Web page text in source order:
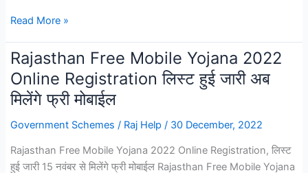
का
हुआ
शुभारंभ,
यहाँ
से
करे
आवेदन
प्रधानमंत्री
निधि
योजना
2023
:
प्रधान
योजना
लिस्ट
Read More »
Rajasthan Free Mobile Yojana 2022
Online Registration लिस्ट हुई जारी अब
मिलेंगे फ्री मोबाईल
Government Schemes / Raj Help / 30 December, 2022
Rajasthan Free Mobile Yojana 2022 Online Registration, लिस्ट
हुई जारी 15 नवंबर से मिलेंगे फ्री मोबाईल Rajasthan Free Mobile Yojana